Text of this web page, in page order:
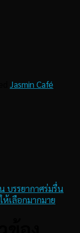
Jasmin Café
บรรยากาศร่มรื่น
เลือกมากมาย